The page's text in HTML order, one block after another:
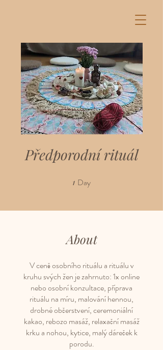
Předporodní rituál
1 Day
About
V ceně osobního rituálu a rituálu v
kruhu svých žen je zahrnuto: 1x online
nebo osobní konzultace, příprava
rituálu na míru, malování hennou,
drobné občerstvení, ceremoniální
kakao, rebozo masáž, relaxační masáž
krku a nohou, kytice, malý dáreček k
porodu.